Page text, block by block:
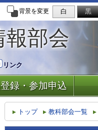
背景を変更 白 黒
報部会
リンク
録・参加申込
トップ 教科部会一覧